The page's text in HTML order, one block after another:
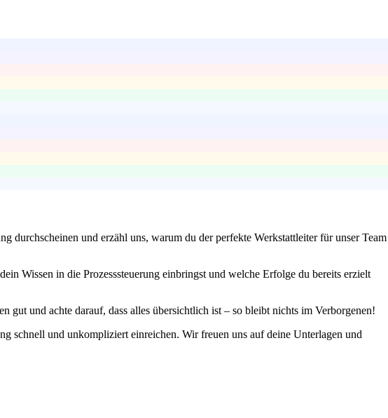
und erzähl uns, warum du der perfekte Werkstattleiter für unser Team
Wissen in die Prozesssteuerung einbringst und welche Erfolge du bereits erzielt
gut und achte darauf, dass alles übersichtlich ist – so bleibt nichts im Verborgenen!
schnell und unkompliziert einreichen. Wir freuen uns auf deine Unterlagen und